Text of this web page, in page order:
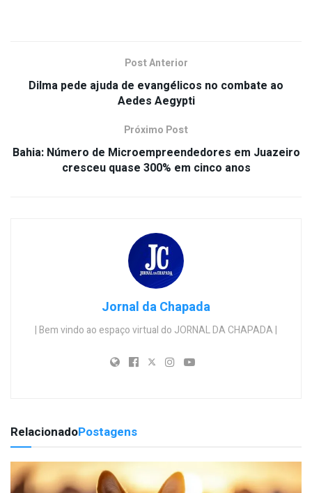
Post Anterior
Dilma pede ajuda de evangélicos no combate ao
Aedes Aegypti
Próximo Post
Bahia: Número de Microempreendedores em Juazeiro
cresceu quase 300% em cinco anos
Jornal da Chapada
| Bem vindo ao espaço virtual do JORNAL DA CHAPADA |
RelacionadoPostagens